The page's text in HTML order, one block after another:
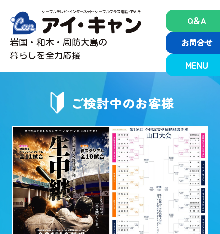
content
岩国・和木・周防大島の
暮らしを全力応援
Q＆A
お問合せ
MENU
ご検討中のお客様